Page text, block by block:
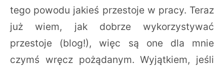
tego powodu jakieś przestoje w pracy. Teraz
już wiem, jak dobrze wykorzystywać
przestoje (blog!), więc są one dla mnie
czymś wręcz pożądanym. Wyjątkiem, jeśli